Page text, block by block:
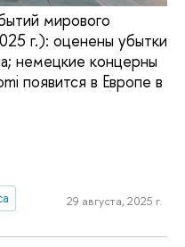
мирового
г.): оценены убытки
немецкие концерны
появится в Европе в
29 августа, 2025 г.